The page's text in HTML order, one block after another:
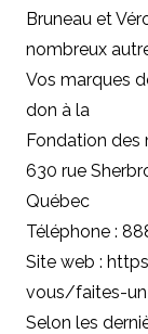
Bruneau et
nombreux
Vos marques
don à la
Fondation des
630 rue
Québec
Téléphone :
Site web :
vous/faites-
Selon les